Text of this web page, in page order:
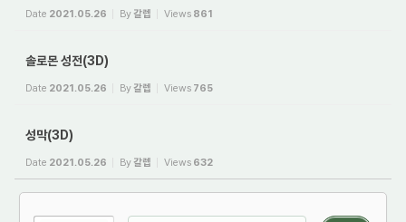
Date 2021.05.26 By갈렙 Views 861
솔로몬 성전(3D)
Date 2021.05.26 By갈렙 Views 765
성막(3D)
Date 2021.05.26 By갈렙 Views 632